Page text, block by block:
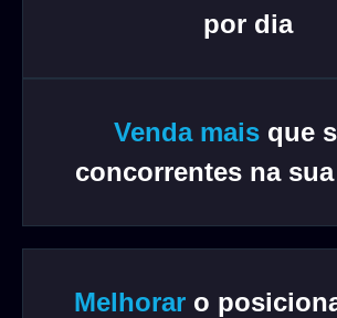
por dia
Venda maisque
concorrentes na
Melhoraro